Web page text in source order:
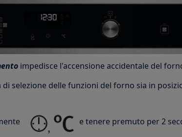
impedisce l'accensione accidentale del
selezione delle funzioni del forno sia in
e tenere premuto per 2